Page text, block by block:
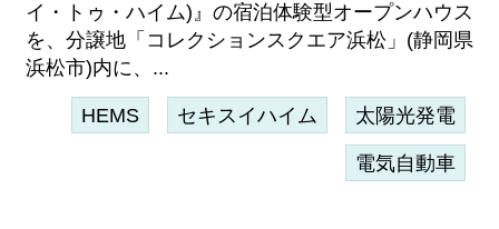
イ・トゥ・ハイム)』の宿泊体験型オープンハウス
を、分譲地「コレクションスクエア浜松」(静岡県
浜松市)内に、...
HEMS セキスイハイム 太陽光発電
電気自動車